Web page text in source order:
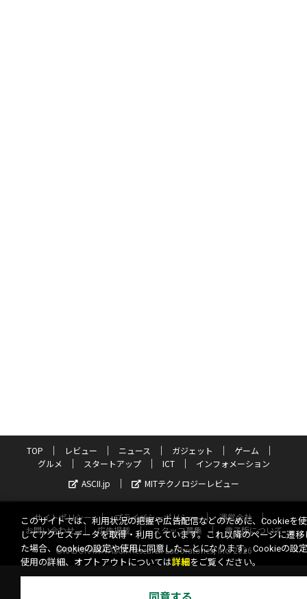
TOP レビュー ニュース ガジェット
ゲーム
グルメ
スタートアップ ICT
インフォメーション
ASCII.jp
MITテクノロジーレビュー
サイトポリシー プライバシーポリシー
運営会社
お問い合わせ
広告掲載 スタッフ募集
電子版について
©KADOKAWA ASCII Research Laboratories, Inc. 2026
このサイトでは、利用状況の把握や広告配信などのために、Cookieを
してアクセスデータを取得・利用しています。これ以降のページに遷移
た場合、Cookieの設定や使用に同意したことになります。Cookieの設
使用の詳細、オプトアウトについては詳細 をご覧ください。